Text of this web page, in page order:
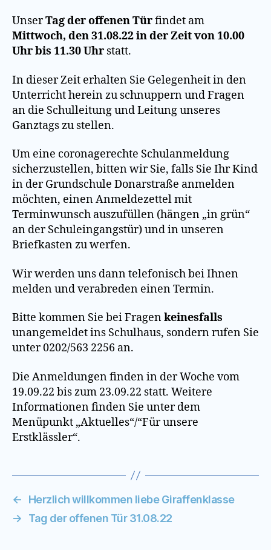
UnserTag deroffenen Türfindet am
Mittwoch, den 31.08.22 in der Zeit von 10.00
Uhr bis 11.30 Uhr statt.
In dieser Zeit erhalten Sie Gelegenheit in den
Unterricht herein zu schnuppern und Fragen
an die Schulleitung und Leitung unseres
Ganztags zu stellen.
Um eine coronagerechte Schulanmeldung
sicherzustellen, bitten wir Sie, falls Sie Ihr Kind
in der Grundschule Donarstraße anmelden
möchten, einen Anmeldezettel mit
Terminwunsch auszufüllen (hängen „in grün“
an der Schuleingangstür) und in unseren
Briefkasten zu werfen.
Wir werden uns dann telefonisch bei Ihnen
melden und verabreden einen Termin.
Bitte kommen Sie bei Fragenkeinesfalls
unangemeldet ins Schulhaus, sondern rufen Sie
unter 0202/563 2256 an.
Die Anmeldungen finden in der Woche vom
19.09.22 bis zum 23.09.22 statt. Weitere
Informationen finden Sie unter dem
Menüpunkt „Aktuelles“/“Für unsere
Erstklässler“.
←
Herzlich willkommen liebe Giraffenklasse
→
Tag der offenen Tür 31.08.22